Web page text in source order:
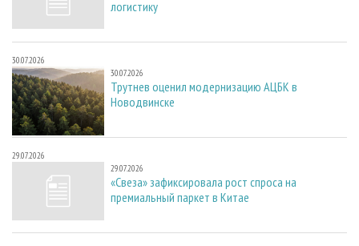
логистику
30.07.2026
30.07.2026
Трутнев оценил модернизацию АЦБК в
Новодвинске
29.07.2026
29.07.2026
«Свеза» зафиксировала рост спроса на
премиальный паркет в Китае